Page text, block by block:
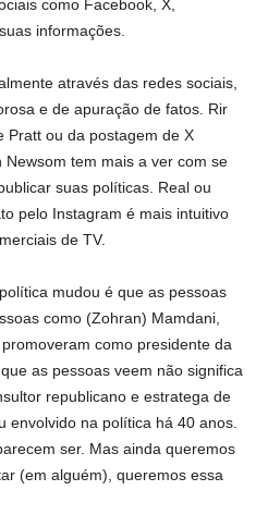
como Facebook, X,
informações.
através das redes sociais,
e de apuração de fatos. Rir
Pratt ou da postagem de X
tem mais a ver com se
suas políticas. Real ou
pelo Instagram é mais intuitivo
de TV.
mudou é que as pessoas
como (Zohran) Mamdani,
como presidente da
as pessoas veem não significa
republicano e estratega de
envolvido na política há 40 anos.
ser. Mas ainda queremos
(em alguém), queremos essa